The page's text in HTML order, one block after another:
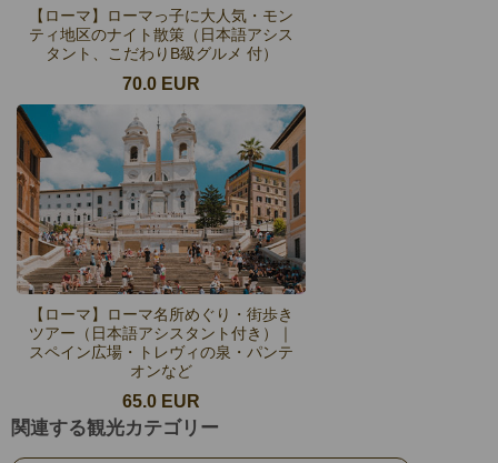
【ローマ】ローマっ子に大人気・モン
ティ地区のナイト散策（日本語アシス
タント、こだわりB級グルメ 付）
70.0 EUR
【ローマ】ローマ名所めぐり・街歩き
ツアー（日本語アシスタント付き）｜
スペイン広場・トレヴィの泉・パンテ
オンなど
65.0 EUR
関連する観光カテゴリー